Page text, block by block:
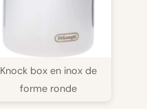
Knock box en inox de
forme ronde